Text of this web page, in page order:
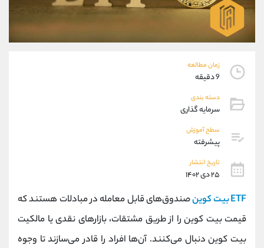
زمان مطالعه
9 دقیقه
دسته بندی
سرمایه گذاری
سطح آموزش
پیشرفته
تاریخ انتشار
۲۵ دی ۱۴۰۲
ETF بیت کوین
صندوق‌های قابل معامله در مبادلات هستند که
قیمت بیت کوین را از طریق مشتقات، بازارهای نقدی یا مالکیت
بیت کوین دنبال می‌کنند. آن‌ها افراد را قادر می‌سازند تا وجوه
09927779040
واتساپ
تلگرام
پشتیبان فروش
موبایل
واتساپ
داخلی
اطلاعات تماس (دفتر فروش)
تلفن 021-22021030
بدون پیش شماره 90001030
اینستاگرام @alireza.mehrabii